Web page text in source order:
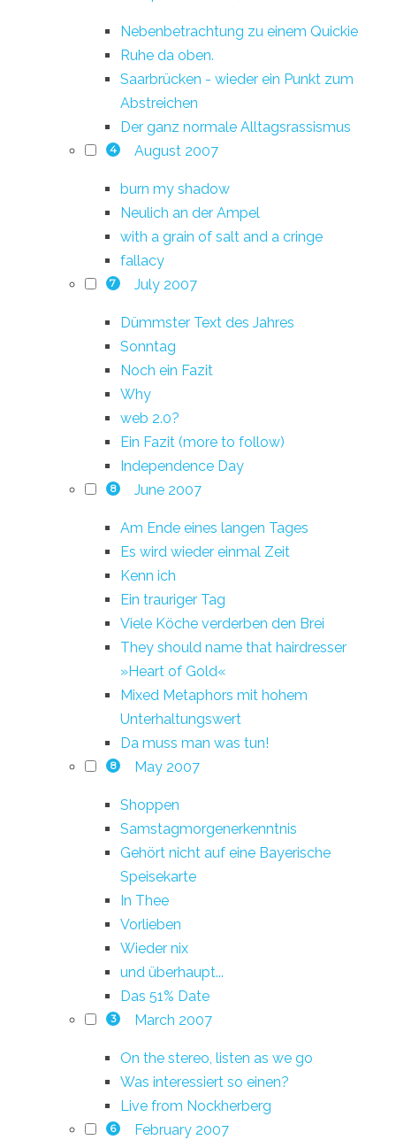
Nebenbetrachtung zu einem Quickie
Ruhe da oben.
Saarbrücken - wieder ein Punkt zum
Abstreichen
Der ganz normale Alltagsrassismus
4 August 2007
burn my shadow
Neulich an der Ampel
with a grain of salt and a cringe
fallacy
7 July 2007
Dümmster Text des Jahres
Sonntag
Noch ein Fazit
Why
web 2.0?
Ein Fazit (more to follow)
Independence Day
8 June 2007
Am Ende eines langen Tages
Es wird wieder einmal Zeit
Kenn ich
Ein trauriger Tag
Viele Köche verderben den Brei
They should name that hairdresser
»Heart of Gold«
Mixed Metaphors mit hohem
Unterhaltungswert
Da muss man was tun!
8 May 2007
Shoppen
Samstagmorgenerkenntnis
Gehört nicht auf eine Bayerische
Speisekarte
In Thee
Vorlieben
Wieder nix
und überhaupt...
Das 51% Date
3 March 2007
On the stereo, listen as we go
Was interessiert so einen?
Live from Nockherberg
6 February 2007